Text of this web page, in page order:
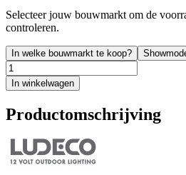
Selecteer jouw bouwmarkt om de
controleren.
In welke bouwmarkt te koop?
In winkelwagen
Productomschrijving